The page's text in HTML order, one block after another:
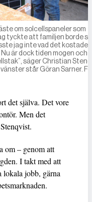
om solcellspaneler som
tyckte att familjen borde
jag inte vad det kostade
är dock tiden mogen och
säger Christian
står Göran Sarner.
det själva. Det vore
Men det
om – genom att
I takt med att
lokala jobb, gärna